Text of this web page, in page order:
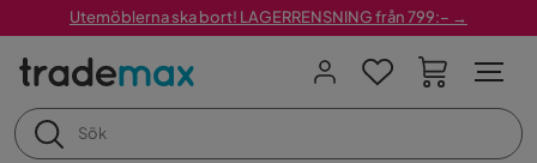
Utemöblerna ska bort! LAGERRENSNING från 799:– →